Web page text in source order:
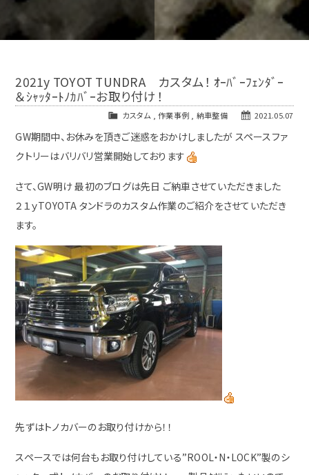
2021y TOYOT TUNDRA カスタム！ ｵｰﾊﾞｰﾌｪﾝﾀﾞｰ
＆ｼｬｯﾀｰﾄﾉｶﾊﾞｰお取り付け！
2021.05.07
カスタム ,作業事例 納車整備
GW期間中、お休みを頂きご迷惑をおかけしましたが スペースファ
クトリーはバリバリ営業開始しております
さて、GW明け 最初のブログは先日 ご納車させていただきました
２１ｙTOYOTA タンドラのカスタム作業のご紹介をさせていただき
ます。
先ずはトノカバーのお取り付けから！！
スペースでは何台もお取り付けしている”ROOL・N・LOCK”製のシ